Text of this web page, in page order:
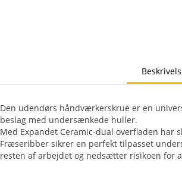
Den udendørs håndværkerskrue er en
beslag med undersænkede huller.
Med Expandet Ceramic-dual overfladen
Fræseribber sikrer en perfekt tilpasset
resten af arbejdet og nedsætter risikoen for